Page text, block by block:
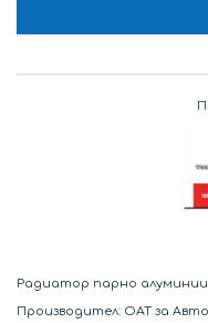
Радиатор парно
Производител: ОАТ за